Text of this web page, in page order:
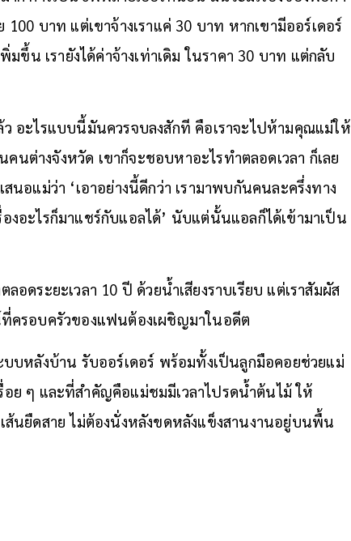
บาท แต่เขาจ้างเราแค่ 30 บาท หากเขามีออร์เดอร์
มขึ้น เรายังได้ค่าจ้างเท่าเดิม ในราคา 30 บาท แต่กลับ
ว อะไรแบบนี้มันควรจบลงสักที คือเราจะไปห้ามคุณแม่ให้
นต่างจังหวัด เขาก็จะชอบหาอะไรทำตลอดเวลา ก็เลย
นอแม่ว่า ‘เอาอย่างนี้ดีกว่า เรามาพบกันคนละครึ่งทาง
งอะไรก็มาแชร์กับแอลได้’ นับแต่นั้นแอลก็ได้เข้ามาเป็น
อดระยะเวลา 10 ปี ด้วยน้ำเสียงราบเรียบ แต่เราสัมผัส
ที่ครอบครัวของแฟนต้องเผชิญมาในอดีต
บบหลังบ้าน รับออร์เดอร์ พร้อมทั้งเป็นลูกมือคอยช่วยแม่
ย ๆ และที่สำคัญคือแม่ชมมีเวลาไปรดน้ำต้นไม้ ให้
ส้นยืดสาย ไม่ต้องนั่งหลังขดหลังแข็งสานงานอยู่บนพื้น